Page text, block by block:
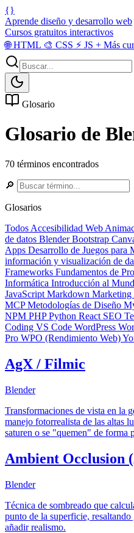
{}
Aprende diseño y desarrollo web
Cursos gratuitos interactivos
🌐HTML 🎨 CSS ⚡ JS + Más
Glosario
Glosario de
70 términos encontrados
🔎
Glosarios
Todos Accesibilidad Web
de datos BlenderBootstrap
Apps Desarrollo de Juegos para
información y visualización de
Frameworks Fundamentos de
Informática Introducción al
JavaScript Markdown Marketing
MCPMetodologías de Diseño
NPM PHPPython React SEO
Coding VS Code WordPress
Pro WPO (Rendimiento Web)
AgX / Filmic
Blender
Transformaciones de vista en la
manejo fotorrealista de las altas
saturen o se "quemen" de forma
Ambient Occlusion
Blender
Técnica de sombreado que
punto de la superficie, resaltando
añadir realismo.